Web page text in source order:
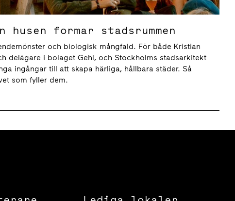
formar stadsrummen
och biologisk mångfald. För både Kristian
delägare i bolaget Gehl, och Stockholms stadsarkitekt
ingångar till att skapa härliga, hållbara städer. Så
som fyller dem.